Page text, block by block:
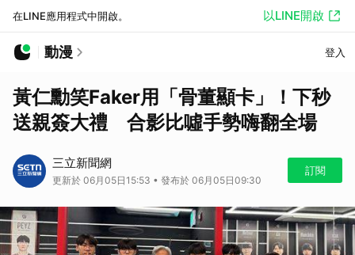
在LINE應用程式中開啟。 以LINE開啟
動漫 登入
黃仁勳笑Faker用「骨董顯卡」！下秒
送親簽大禮 合影比噓手勢嗨翻全場
三立新聞網
更新於 06月05日15:53 • 發布於 06月05日09:30
訂閱